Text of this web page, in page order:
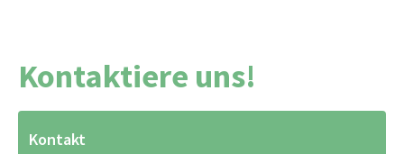
Kontaktiere uns!
Kontakt